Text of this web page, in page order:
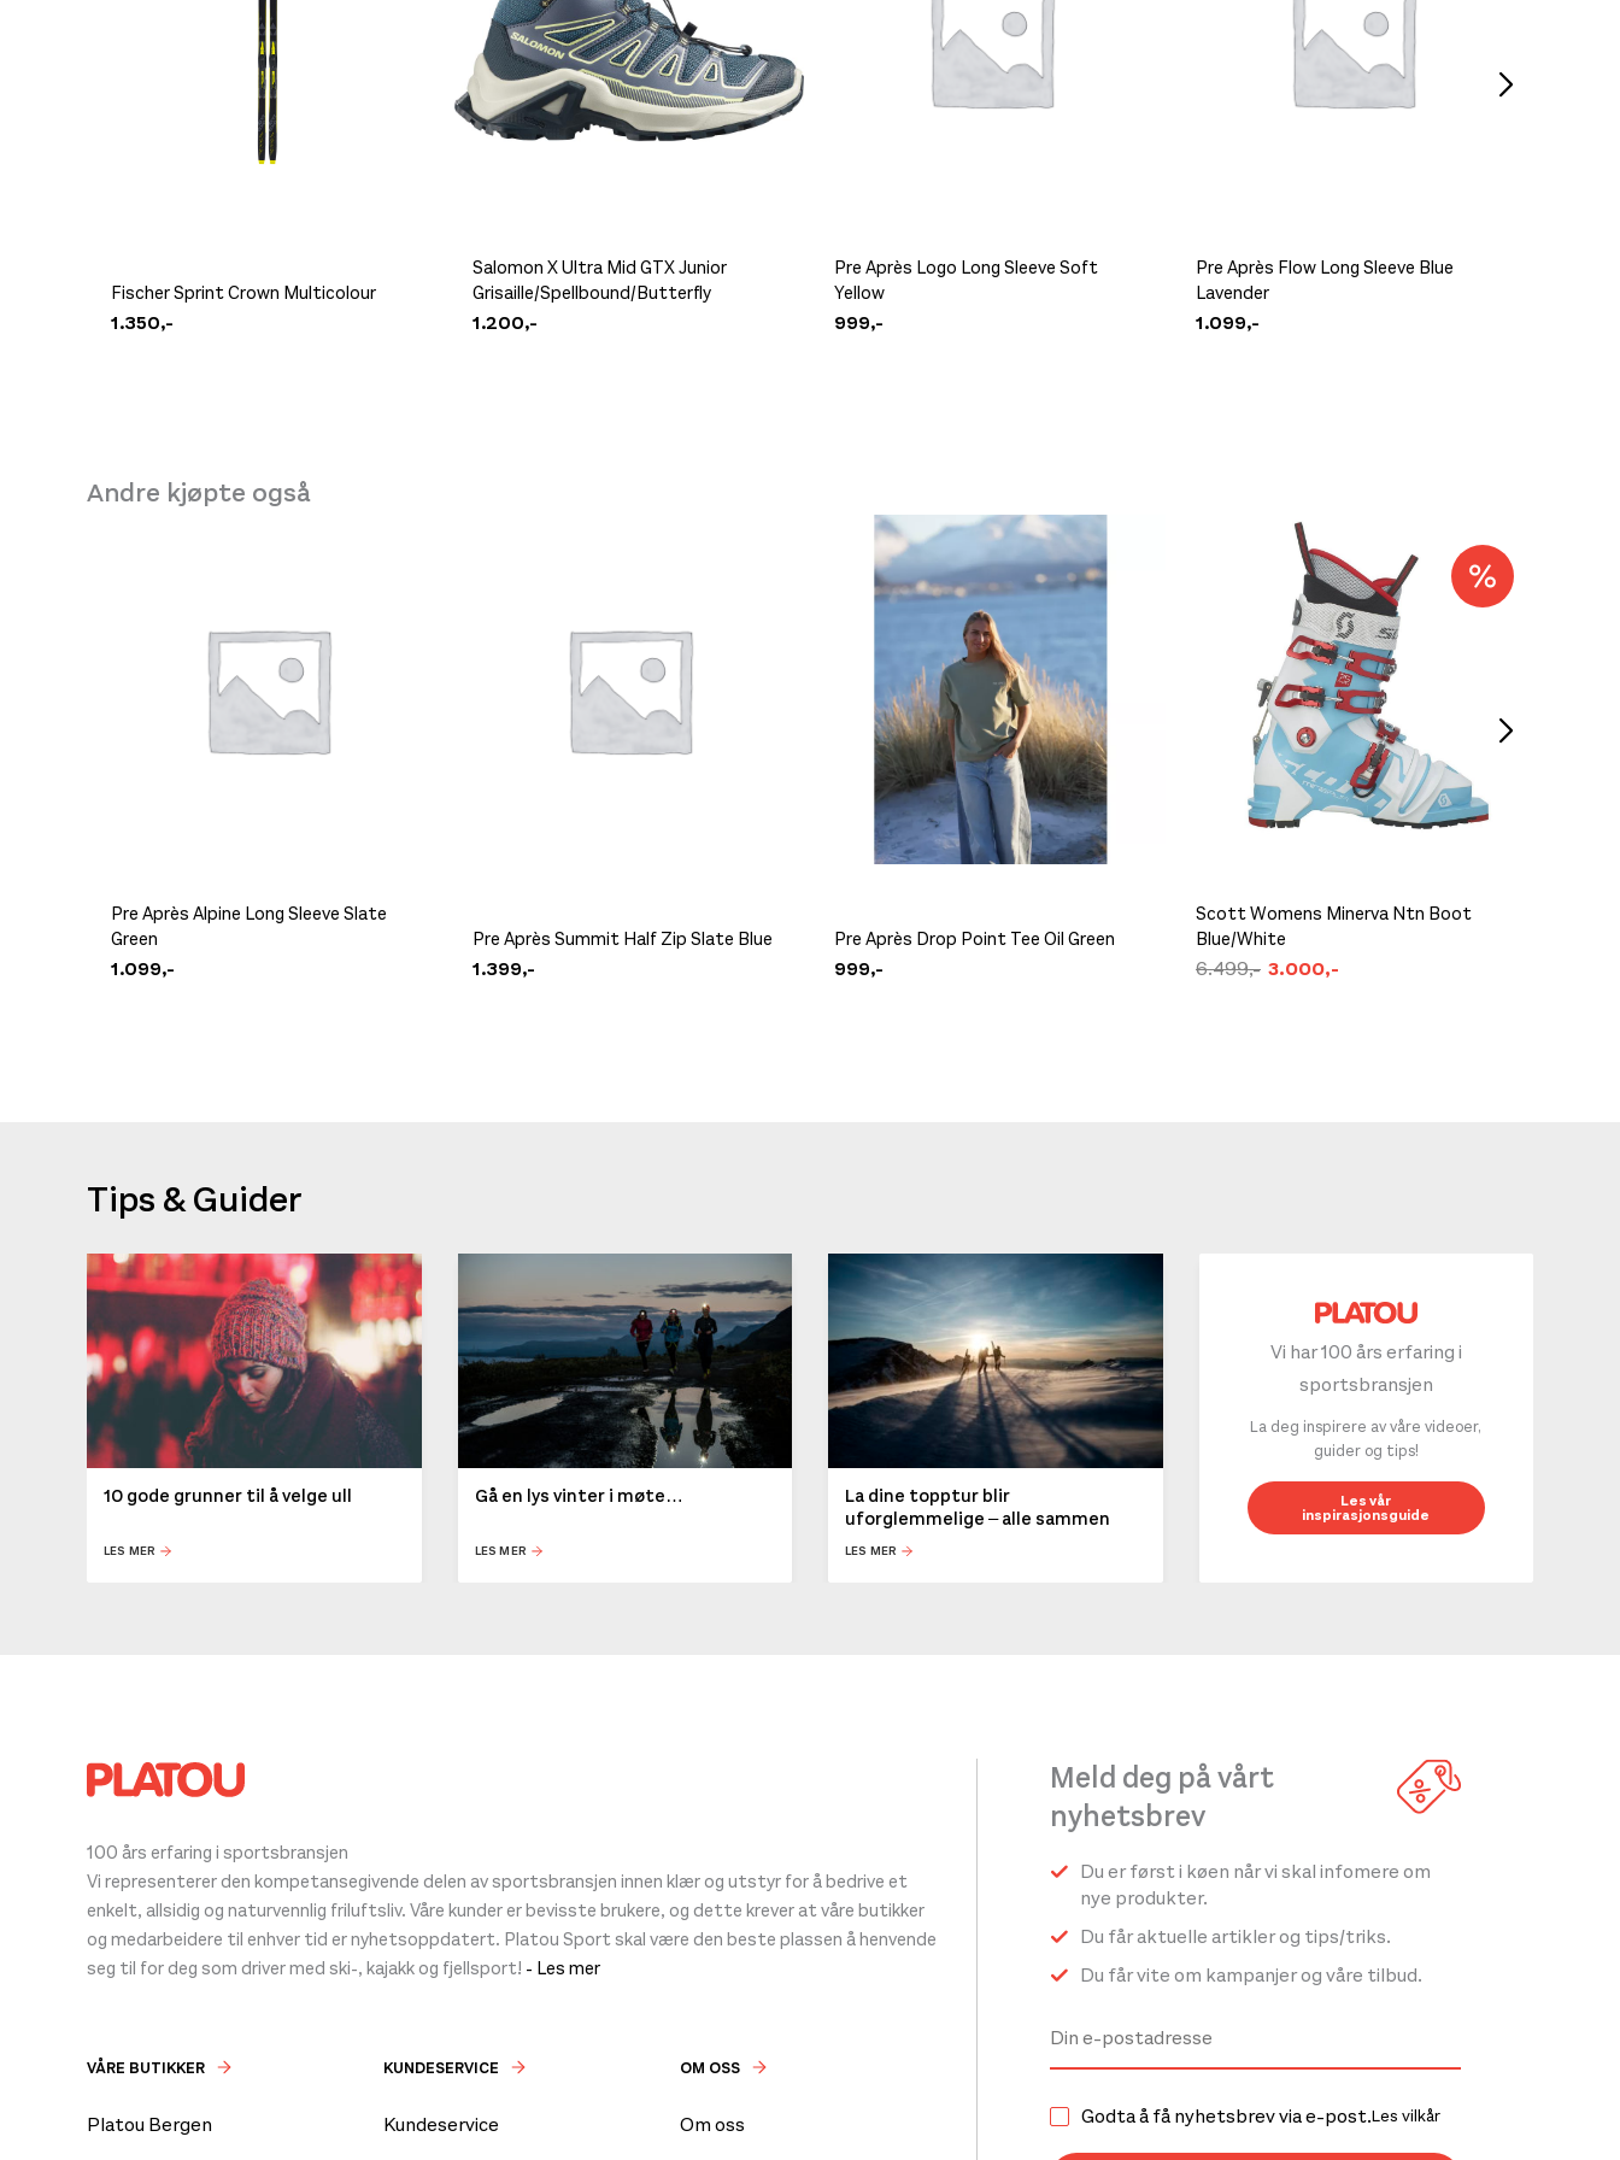
DB Hugger Washbag Black Out
Fischer Sprint Crown Multicolour
1.350,-
Salomon X Ultra Mid GTX Junior
Grisaille/Spellbound/Butterfly
1.200,-
Pre Après Logo Long Sleeve Soft
Yellow
999,-
Pre Après Flow Long Sleeve Blue
Lavender
1.099,-
Andre kjøpte også
Pre Après Alpine Long Sleeve Slate
Green
1.099,-
Pre Après Summit Half Zip Slate Blue
1.399,-
Pre Après Drop Point Tee Oil Green
999,-
Scott Womens Minerva Ntn Boot
Blue/White
6.499,- 3.000,-
Tips & Guider
10 gode grunner til å velge ull
LES MER
Gå en lys vinter i møte…
LES MER
La dine topptur blir
uforglemmelige – alle sammen
LES MER
Vi har 100 års erfaring i
sportsbransjen
La deg inspirere av våre videoer,
guider og tips!
Les vår
inspirasjonsguide
100 års erfaring i sportsbransjen
Vi representerer den kompetansegivende delen av sportsbransjen innen klær og utstyr for å bedrive et
enkelt, allsidig og naturvennlig friluftsliv. Våre kunder er bevisste brukere, og dette krever at våre butikker
og medarbeidere til enhver tid er nyhetsoppdatert. Platou Sport skal være den beste plassen å henvende
seg til for deg som driver med ski-, kajakk og fjellsport! - Les mer
VÅRE BUTIKKER
Platou Bergen
KUNDESERVICE
Kundeservice
OM OSS
Om oss
Meld deg på vårt
nyhetsbrev
Du er først i køen når vi skal infomere om
nye produkter.
Du får aktuelle artikler og tips/triks.
Du får vite om kampanjer og våre tilbud.
Godta å få nyhetsbrev via e-post.Les vilkår